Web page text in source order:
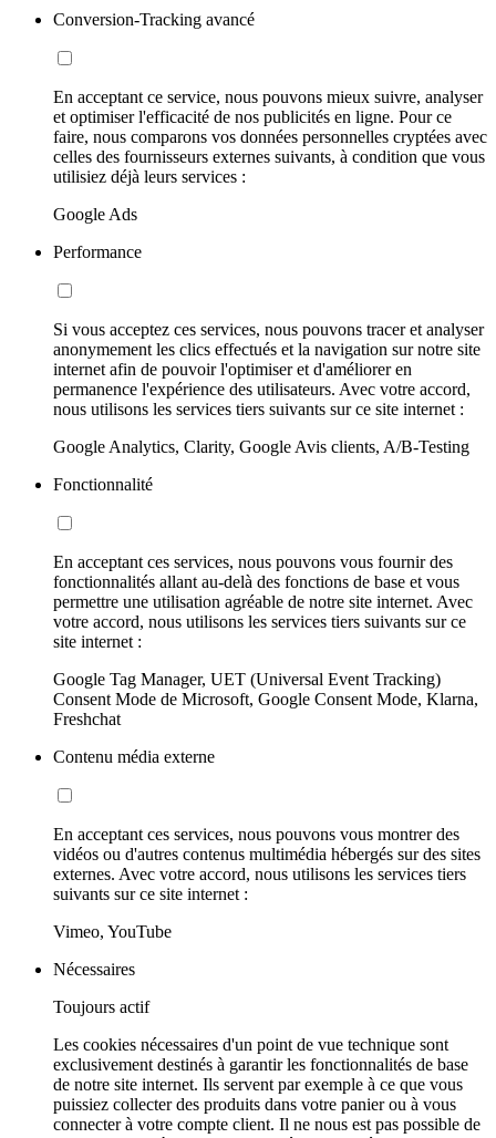
Conversion-Tracking avancé
En acceptant ce service, nous pouvons mieux suivre, analyser
et optimiser l'efficacité de nos publicités en ligne. Pour ce
faire, nous comparons vos données personnelles cryptées avec
celles des fournisseurs externes suivants, à condition que vous
utilisiez déjà leurs services :
Google Ads
Performance
Si vous acceptez ces services, nous pouvons tracer et analyser
anonymement les clics effectués et la navigation sur notre site
internet afin de pouvoir l'optimiser et d'améliorer en
permanence l'expérience des utilisateurs. Avec votre accord,
nous utilisons les services tiers suivants sur ce site internet :
Google Analytics, Clarity, Google Avis clients, A/B-Testing
Fonctionnalité
En acceptant ces services, nous pouvons vous fournir des
fonctionnalités allant au-delà des fonctions de base et vous
permettre une utilisation agréable de notre site internet. Avec
votre accord, nous utilisons les services tiers suivants sur ce
site internet :
Google Tag Manager, UET (Universal Event Tracking)
Consent Mode de Microsoft, Google Consent Mode, Klarna,
Freshchat
Contenu média externe
En acceptant ces services, nous pouvons vous montrer des
vidéos ou d'autres contenus multimédia hébergés sur des sites
externes. Avec votre accord, nous utilisons les services tiers
suivants sur ce site internet :
Vimeo, YouTube
Nécessaires
Toujours actif
Les cookies nécessaires d'un point de vue technique sont
exclusivement destinés à garantir les fonctionnalités de base
de notre site internet. Ils servent par exemple à ce que vous
puissiez collecter des produits dans votre panier ou à vous
connecter à votre compte client. Il ne nous est pas possible de